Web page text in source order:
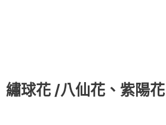
繡球花 /八仙花、紫陽